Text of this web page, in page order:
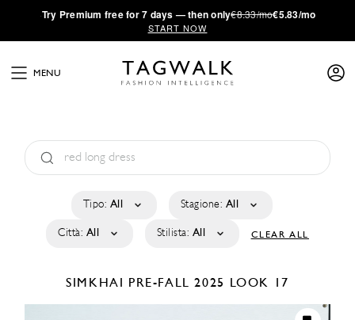
·Try Premium free for 7 days — then only€8.33/mo€5.83/mo
START NOW
MENU
Tipo: All Stagione: All
Città: All Stilista: All CLEAR ALL
SIMKHAI PRE-FALL 2025 LOOK 17